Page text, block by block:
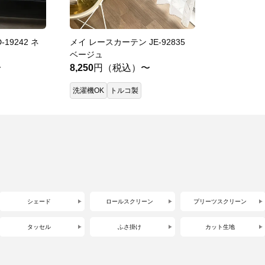
19242 ネ
メイ レースカーテン JE-92835
ベージュ
8,250円（税込）〜
洗濯機OK トルコ製
シェード ロールスクリーン プリーツスクリーン
タッセル ふさ掛け カット生地